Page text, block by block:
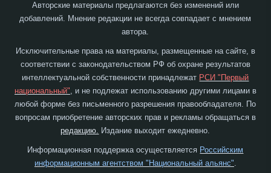
Авторские материалы предлагаются без изменений или
добавлений. Мнение редакции не всегда совпадает с мнением
автора.
Исключительные права на материалы, размещенные на сайте, в
соответствии с законодательством РФ об охране результатов
интеллектуальной собственности принадлежат РСИ "Первый
национальный", и не подлежат использованию другими лицами в
любой форме без письменного разрешения правообладателя. По
вопросам приобретение авторских прав и рекламы обращаться в
редакцию. Издание выходит ежедневно.
Информационная поддержка осуществляется Российским
информационным агентством "Национальный альянс"